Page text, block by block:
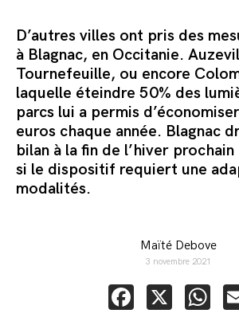
D’autres villes ont pris des
à Blagnac, en Occitanie.
Tournefeuille, ou encore
laquelle éteindre 50% des
parcs lui a permis
euros chaque année. Blagnac
bilan à la fin de l’hiver
si le dispositif requiert une
modalités.
Maïté Debove
3 novembre 2021
Facebook
X